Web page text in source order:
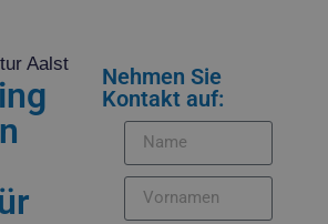
Aalst
Nehmen Sie
Kontakt auf: